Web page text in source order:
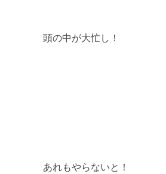
頭の中が大忙し！
あれもやらないと！